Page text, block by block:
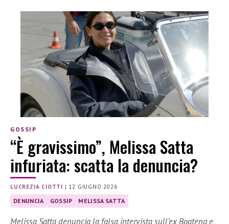
GOSSIP
“È gravissimo”, Melissa Satta
infuriata: scatta la denuncia?
LUCREZIA CIOTTI | 12 GIUGNO 2026
DENUNCIA GOSSIP MELISSA SATTA
Melissa Satta denuncia la falsa intervista sull’ex Boateng e